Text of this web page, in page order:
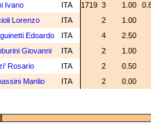
Ivano ITA 1719 3 1.00
Lorenzo ITA 2
1.00
Edoardo ITA 4
2.50
Giovanni ITA 2
1.00
Rosario ITA 2
0.50
Manlio ITA 2 0.00